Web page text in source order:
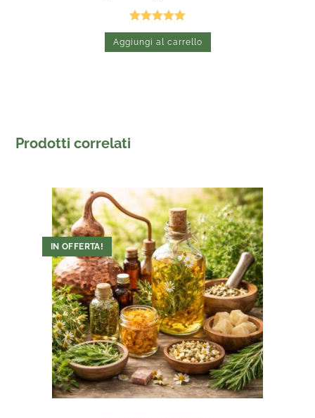
Valutato
5.00 su 5
Aggiungi al carrello
Prodotti correlati
IN OFFERTA!